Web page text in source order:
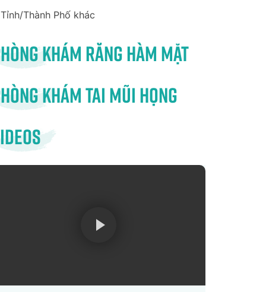
Tỉnh/Thành Phố khác
khám răng hàm mặt
khám tai mũi họng